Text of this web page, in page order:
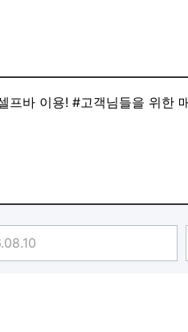
프바 이용! #고객님들을 위한
모델링 후 그랜드 오픈을 했습
룸 대실/숙박 상관없이 선.
제외)
공]